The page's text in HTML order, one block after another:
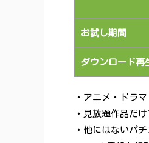
お試し期間
ダウンロード再
・アニメ・ドラ
・見放題作品だ
・他にはないパ